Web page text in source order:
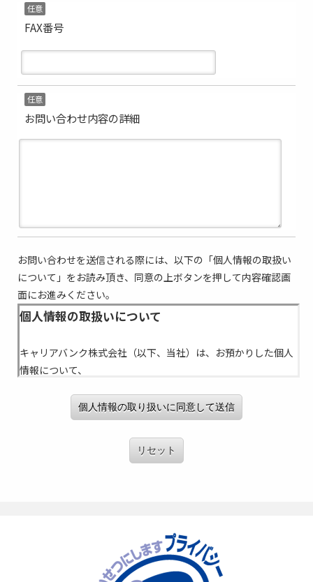
任意
FAX番号
任意
お問い合わせ内容の詳細
お問い合わせを送信される際には、以下の「個人情報の取扱い
について」をお読み頂き、同意の上ボタンを押して内容確認画
面にお進みください。
個人情報の取り扱いに同意して送信
リセット